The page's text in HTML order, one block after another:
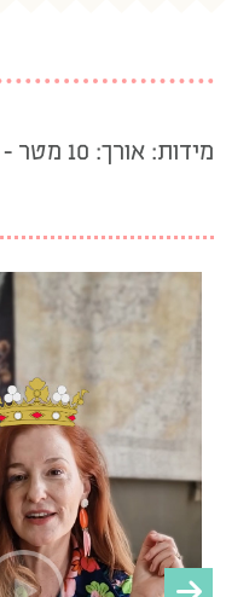
מידות: אורך: 10 מטר – רוחב: 0.53 ס”מ